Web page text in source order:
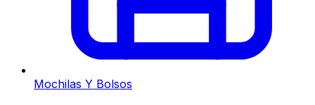
Mochilas Y Bolsos